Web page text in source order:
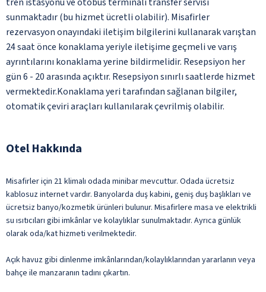
sunmaktadır (bu hizmet ücretli olabilir). Misafirler
rezervasyon onayındaki iletişim bilgilerini kullanarak varıştan
24 saat önce konaklama yeriyle iletişime geçmeli ve varış
ayrıntılarını konaklama yerine bildirmelidir. Resepsiyon her
gün 6 - 20 arasında açıktır. Resepsiyon sınırlı saatlerde hizmet
vermektedir.Konaklama yeri tarafından sağlanan bilgiler,
otomatik çeviri araçları kullanılarak çevrilmiş olabilir.
Otel Hakkında
Misafirler için 21 klimalı odada minibar mevcuttur. Odada ücretsiz
kablosuz internet vardır. Banyolarda duş kabini, geniş duş başlıkları ve
ücretsiz banyo/kozmetik ürünleri bulunur. Misafirlere masa ve elektrikli
su ısıtıcıları gibi imkânlar ve kolaylıklar sunulmaktadır. Ayrıca günlük
olarak oda/kat hizmeti verilmektedir.
Açık havuz gibi dinlenme imkânlarından/kolaylıklarından yararlanın veya
bahçe ile manzaranın tadını çıkartın.